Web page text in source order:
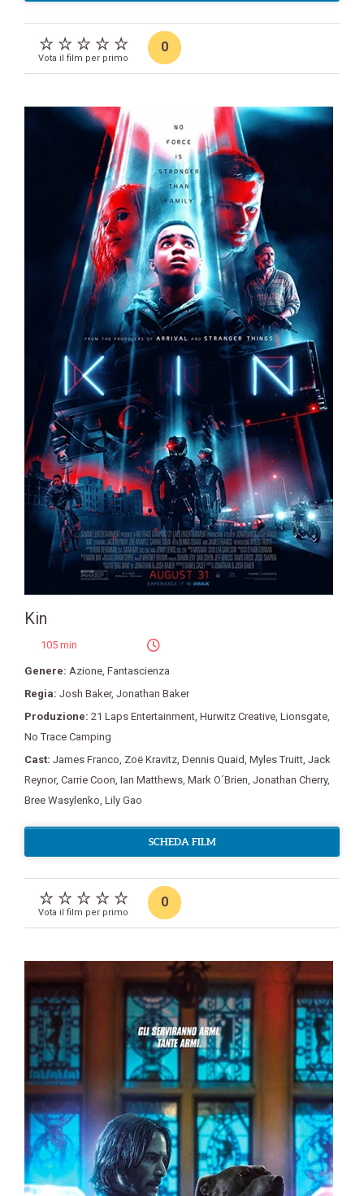
Vota il film per primo
0
Kin
105 min
Genere: Azione Fantascienza
Regia: Josh Baker, Jonathan Baker
Produzione: 21 Laps Entertainment Hurwitz Creative Lionsgate
No Trace Camping
Cast: James Franco Zoë Kravitz Dennis Quaid Myles Truitt Jack
Reynor, Carrie Coon Ian Matthews Mark O´Brien Jonathan Cherry,
Bree Wasylenko Lily Gao
SCHEDA FILM
Vota il film per primo
0